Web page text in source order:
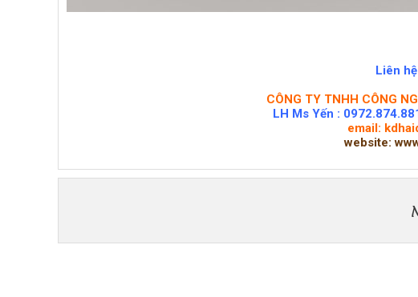
Liên
CÔNG TY TNHH CÔNG
LH Ms Yến :
email:
website: